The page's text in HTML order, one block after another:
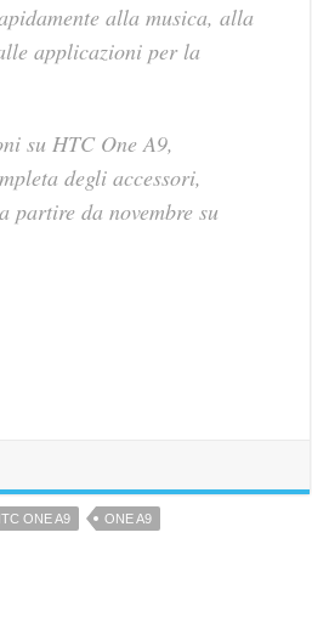
alla musica, alla
applicazioni per la
su HTC One A9,
degli accessori,
partire da novembre su
ONE A9 ONE A9